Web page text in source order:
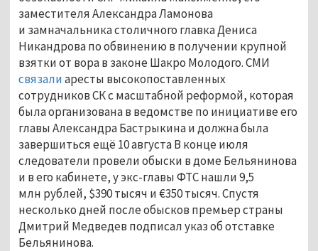
заместителя Александра Ламонова
и замначальника столичного главка Дениса
Никандрова по обвинению в получении крупной
взятки от вора в законе Шакро Молодого. СМИ
связалиаресты высокопоставленных
сотрудников СК с масштабной реформой, которая
была организована в ведомстве по инициативе его
главы Александра Бастрыкина и должна была
завершиться ещё 10 августа В конце июля
следователи провели обыски в доме Бельянинова
и в его кабинете, у экс-главы ФТС нашли 9,5
млн рублей, $390 тысяч и €350 тысяч. Спустя
несколько дней после обысков премьер страны
Дмитрий Медведев подписал указ об отставке
Бельянинова.